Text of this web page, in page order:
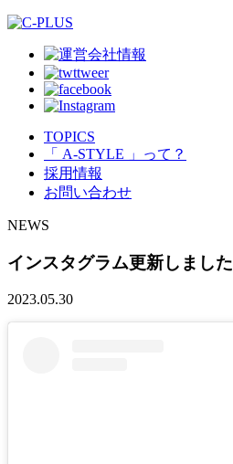
TOPICS
「 A-STYLE 」って？
採用情報
お問い合わせ
NEWS
インスタグラム更新しました
2023.05.30